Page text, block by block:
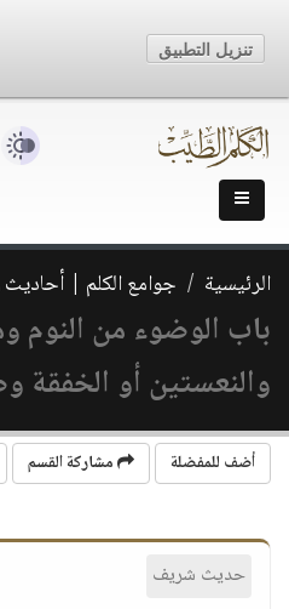
الرئيسية جوامع الكلم | أحاديث
باب الوضوء من النوم
والنعستين أو الخفقة
أضف للمفضلة مشاركة القسم
حديث شريف
تنزيل التطبيق